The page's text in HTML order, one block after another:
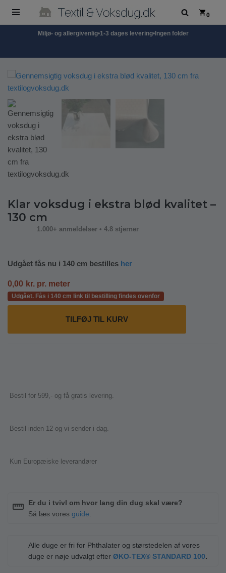
Spring
0
Miljø- og allergivenlig•1-3 dages levering•Ingen folder
Klar voksdug i ekstra blød kvalitet –
130 cm
1.000+ anmeldelser • 4.8 stjerner
Udgået fås nu i 140 cm bestilles her
0,00 kr. pr. meter
Udgået. Fås i 140 cm link til bestilling findes ovenfor
TILFØJ TIL KURV
Bestil for 599,- og få gratis levering.
Bestil inden 12 og vi sender i dag.
Kun Europæiske leverandører
straighten
Er du i tvivl om hvor lang din dug skal være?
Så læs vores guide
Alle duge er fri for Phthalater og størstedelen af vores
duge er nøje udvalgt efter ØKO-TEX® STANDARD 100.